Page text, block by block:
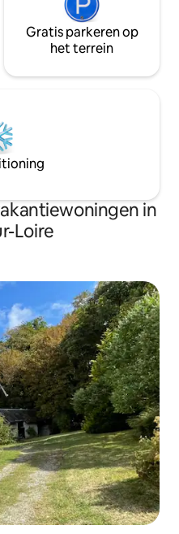
Gratis parkeren op
het terrein
in
Loire